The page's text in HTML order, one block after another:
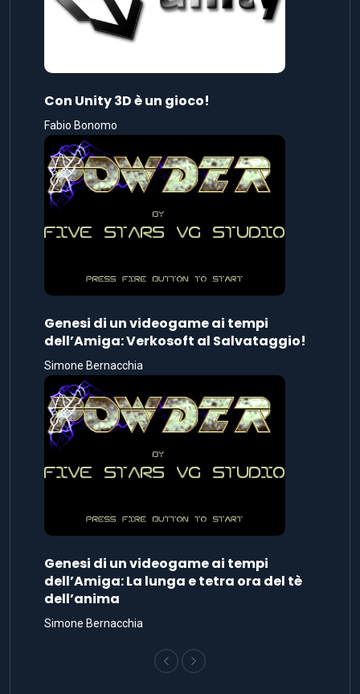
Con Unity 3D è un gioco!
Fabio Bonomo
Genesi di un videogame ai tempi
dell’Amiga: Verkosoft al Salvataggio!
Simone Bernacchia
Genesi di un videogame ai tempi
dell’Amiga: La lunga e tetra ora del tè
dell’anima
Simone Bernacchia